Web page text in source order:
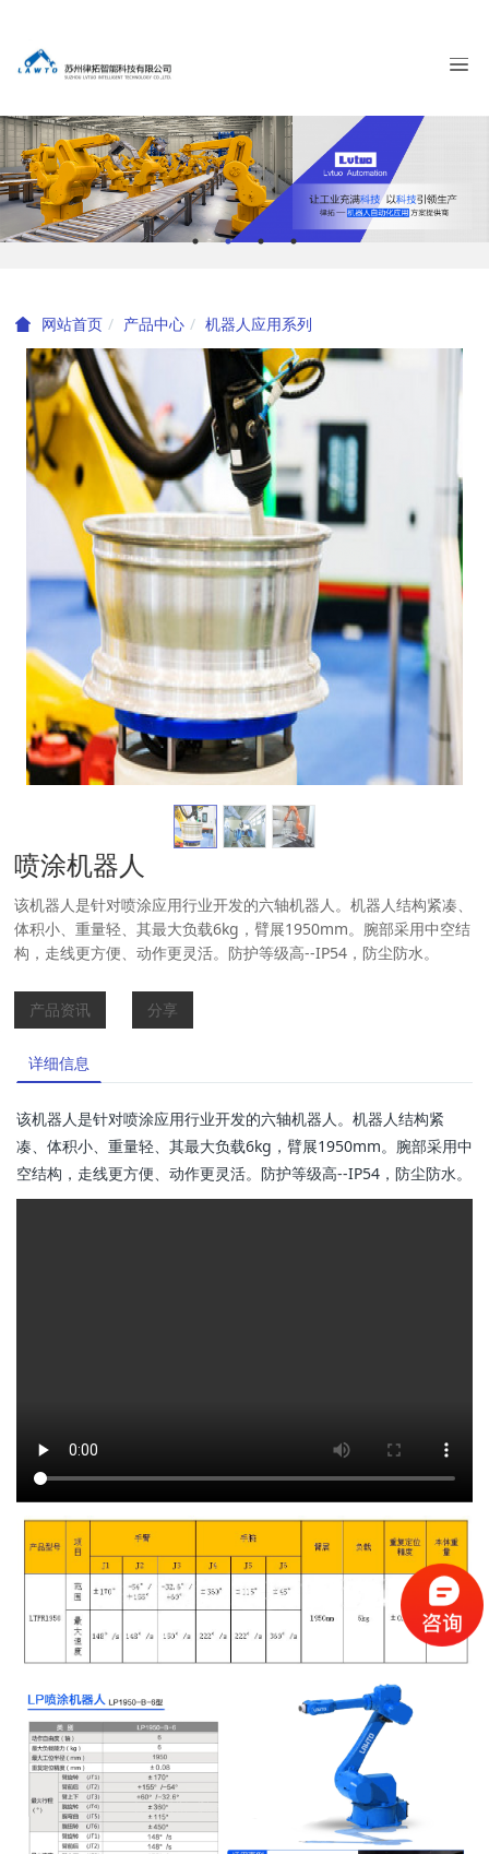
网站首页 产品中心 机器人应用系列
喷涂机器人
该机器人是针对喷涂应用行业开发的六轴机器人。机器人结构紧凑、
体积小、重量轻、其最大负载6kg，臂展1950mm。腕部采用中空结
构，走线更方便、动作更灵活。防护等级高--IP54，防尘防水。
产品资讯 分享
详细信息
该机器人是针对喷涂应用行业开发的六轴机器人。机器人结构紧
凑、体积小、重量轻、其最大负载6kg，臂展1950mm。腕部采用中
空结构，走线更方便、动作更灵活。防护等级高--IP54，防尘防水。